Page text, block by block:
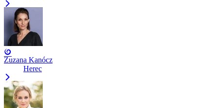
Zuzana Kanócz
Herec